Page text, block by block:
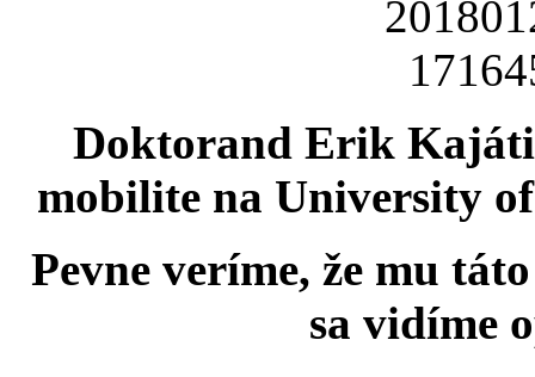
Doktorand Erik Kajáti
mobilite na University
Pevne veríme, že mu
sa vidíme